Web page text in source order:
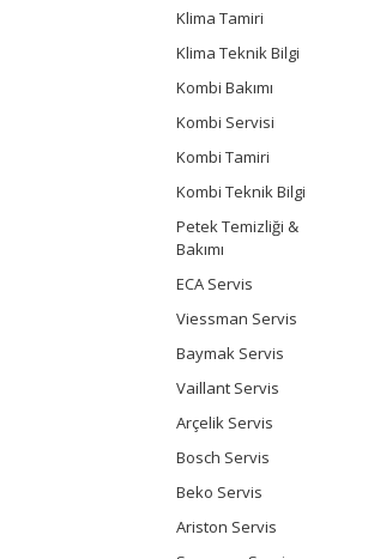
Klima Tamiri
Klima Teknik Bilgi
Kombi Bakımı
Kombi Servisi
Kombi Tamiri
Kombi Teknik Bilgi
Petek Temizliği &
Bakımı
ECA Servis
Viessman Servis
Baymak Servis
Vaillant Servis
Arçelik Servis
Bosch Servis
Beko Servis
Ariston Servis